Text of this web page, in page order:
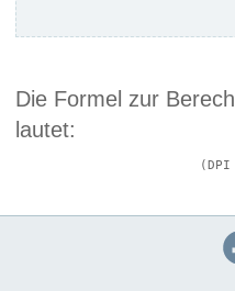
Die Formel zur
lautet: